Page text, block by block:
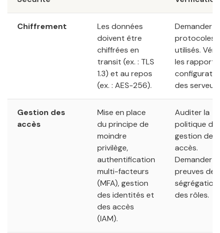
Chiffrement
Les données
doivent être
chiffrées en
transit (ex. : TLS
1.3) et au repos
(ex. : AES-256).
Demander
protocoles
utilisés.
les
des
Gestion des
accès
Mise en place
du principe de
moindre
privilège,
authentification
multi-facteurs
(MFA), gestion
des identités et
des accès
(IAM).
Auditer la
politique de
gestion des
accès.
Demander
preuves de
ségrégation
des rôles.